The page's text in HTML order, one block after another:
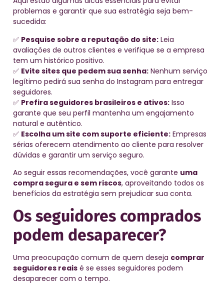
problemas e garantir que sua estratégia seja bem-
sucedida:
✅ Pesquise sobre a reputação do site: Leia
avaliações de outros clientes e verifique se a empresa
tem um histórico positivo.
✅ Evite sites que pedem sua senha: Nenhum serviço
legítimo pedirá sua senha do Instagram para entregar
seguidores.
✅ Prefira seguidores brasileiros e ativos: Isso
garante que seu perfil mantenha um engajamento
natural e autêntico.
✅ Escolha um site com suporte eficiente: Empresas
sérias oferecem atendimento ao cliente para resolver
dúvidas e garantir um serviço seguro.
Ao seguir essas recomendações, você garante uma
compra segura e sem riscos, aproveitando todos os
benefícios da estratégia sem prejudicar sua conta.
Os seguidores comprados
podem desaparecer?
Uma preocupação comum de quem deseja comprar
seguidores reais é se esses seguidores podem
desaparecer com o tempo.